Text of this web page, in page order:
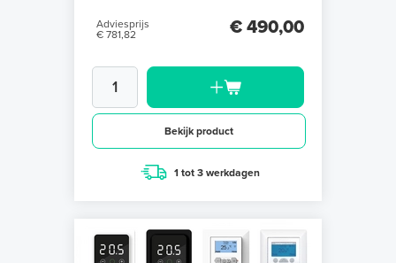
Adviesprijs
€ 781,82
€ 490,00
Bekijk product
1 tot 3 werkdagen